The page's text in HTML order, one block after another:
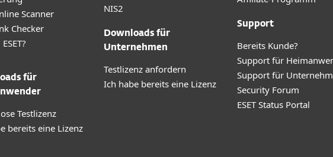
Scanner
Checker
für
Testlizenz
bereits eine Lizenz
NIS2
Downloads für
Unternehmen
Testlizenz anfordern
Ich habe bereits eine Lizenz
Support
Bereits Kunde?
Support für
Support für
Security Forum
ESET Status Portal